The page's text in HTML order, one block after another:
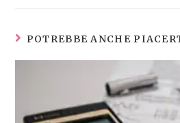
POTREBBE ANCHE